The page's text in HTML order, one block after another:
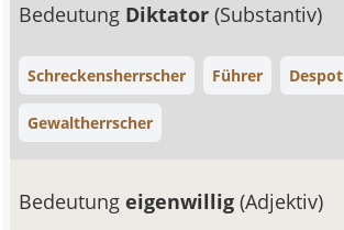
Bedeutung Diktator(Substantiv)
Schreckensherrscher Führer Despot
Gewaltherrscher
Bedeutungeigenwillig(Adjektiv)